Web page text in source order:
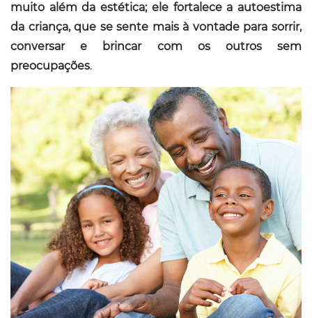
muito além da estética; ele fortalece a autoestima
da criança, que se sente mais à vontade para sorrir,
conversar e brincar com os outros sem
preocupações.